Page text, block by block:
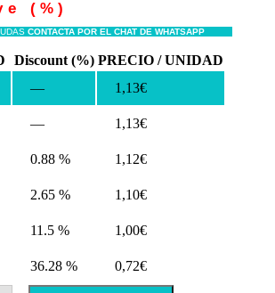
:
actuel
est :
1,13€.
(%)
CONTACTA POR EL CHAT DE WHATSAPP
Discount (%) PRECIO / UNIDAD
— 1,13€
— 1,13€
0.88 % 1,12€
2.65 % 1,10€
11.5 % 1,00€
36.28 % 0,72€